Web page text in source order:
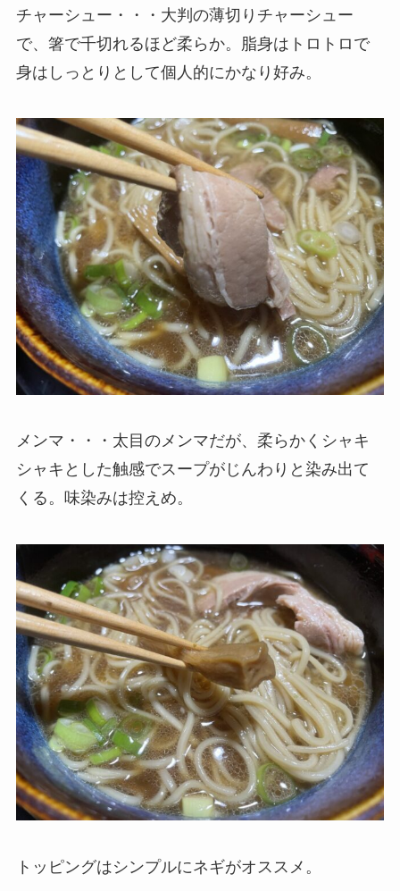
チャーシュー・・・大判の薄切りチャーシュー
で、箸で千切れるほど柔らか。脂身はトロトロで
身はしっとりとして個人的にかなり好み。
メンマ・・・太目のメンマだが、柔らかくシャキ
シャキとした触感でスープがじんわりと染み出て
くる。味染みは控えめ。
トッピングはシンプルにネギがオススメ。